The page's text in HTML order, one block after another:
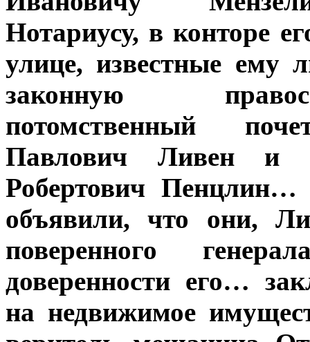
Нотариусу, в конторе
улице, известные ему
законную
потомственный
Павлович Ливен и
Робертович Пенцлин…
объявили, что они,
поверенного
доверенности его…
на недвижимое